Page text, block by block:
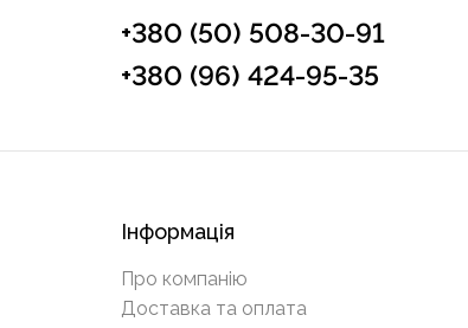
+380 (50) 508-30-91
+380 (96) 424-95-35
Інформація
Про компанію
Доставка та оплата